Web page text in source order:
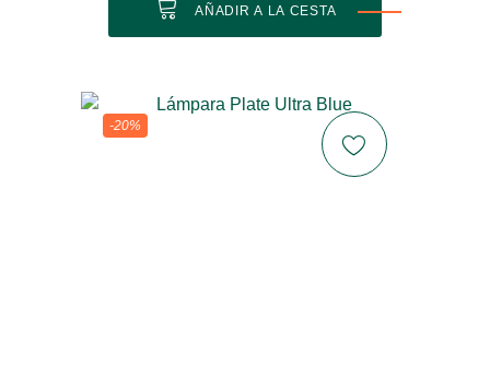
AÑADIR A LA CESTA
-20%